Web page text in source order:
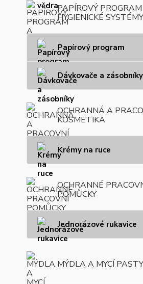
PAPÍROVÝ
HYGIENICKÉ SYSTÉMY
Papírový program
Dávkovače a zásobníky
OCHRANNÁ A
KOSMETIKA
Krémy na ruce
OCHRANNÉ
POMŮCKY
Jednorázové rukavice
MÝDLA A MYCÍ PASTY